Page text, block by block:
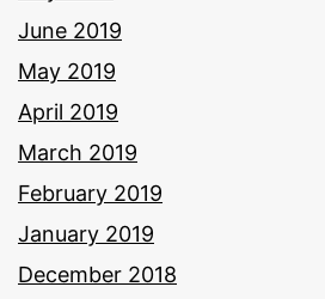
June 2019
May 2019
April 2019
March 2019
February 2019
January 2019
December 2018